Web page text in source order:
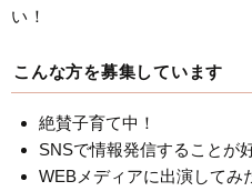
い！
こんな方を募集しています
絶賛子育て中！
SNSで情報発信することが
WEBメディアに出演してみ